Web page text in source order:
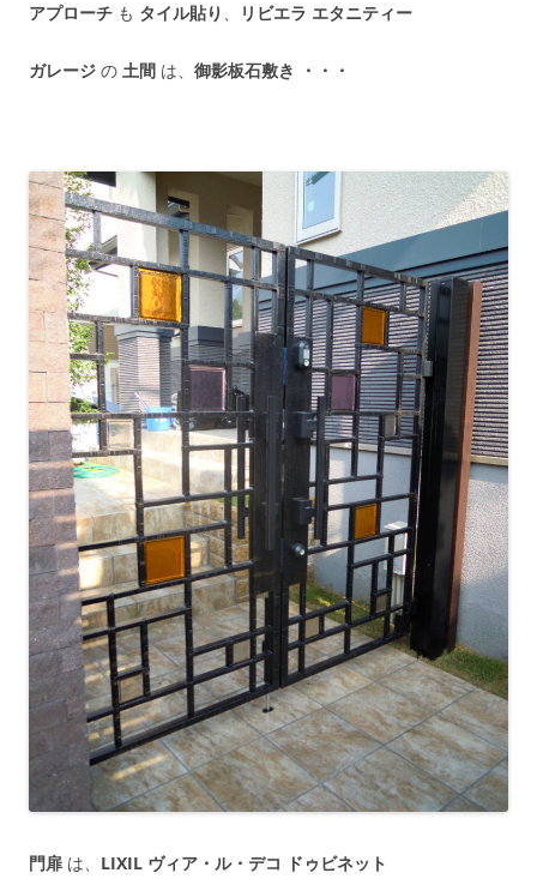
アプローチ も タイル貼り 、 リビエラ エタニティー
ガレージ の 土間 は、 御影板石敷き ・・・
門扉 は、 LIXIL ヴィア・ル・デコ ドゥビネット